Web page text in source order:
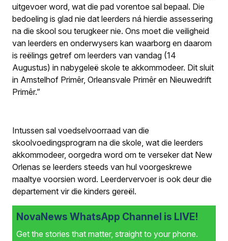
uitgevoer word, wat die pad vorentoe sal bepaal. Die
bedoeling is glad nie dat leerders ná hierdie assessering
na die skool sou terugkeer nie. Ons moet die veiligheid
van leerders en onderwysers kan waarborg en daarom
is reëlings getref om leerders van vandag (14
Augustus) in nabygeleë skole te akkommodeer. Dit sluit
in Amstelhof Primêr, Orleansvale Primêr en Nieuwedrift
Primêr.”
Intussen sal voedselvoorraad van die
skoolvoedingsprogram na die skole, wat die leerders
akkommodeer, oorgedra word om te verseker dat New
Orlenas se leerders steeds van hul voorgeskrewe
maaltye voorsien word. Leerdervervoer is ook deur die
departement vir die kinders gereël.
NovaNews WhatsApp Channel is LIVE!
Get the stories that matter, straight to your phone.